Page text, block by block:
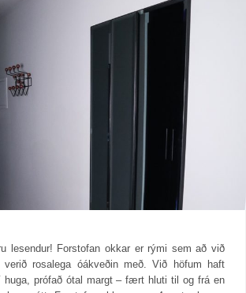
lesendur! Forstofan okkar er rými sem að við
verið rosalega óákveðin með. Við höfum haft
huga, prófað ótal margt – fært hluti til og frá en